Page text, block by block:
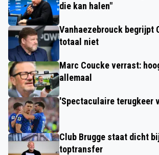
die kan halen"
Vanhaezebrouck begrijpt
totaal niet
Marc Coucke verrast:
allemaal
'Spectaculaire terugkeer
Club Brugge staat dicht
toptransfer